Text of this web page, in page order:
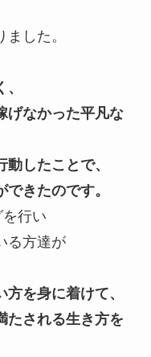
した。
げなかった平凡な
したことで、
きたのです。
行い
る方達が
を身に着けて、
たされる生き方を